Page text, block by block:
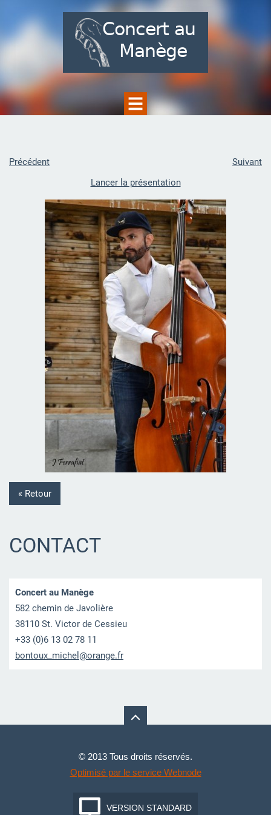
Précédent
Suivant
Lancer la présentation
« Retour
CONTACT
Concert au Manège
582 chemin de Javolière
38110 St. Victor de Cessieu
+33 (0)6 13 02 78 11
bontoux_ michel@orange.fr
© 2013 Tous droits réservés.
Optimisé par le service Webnode
VERSION STANDARD